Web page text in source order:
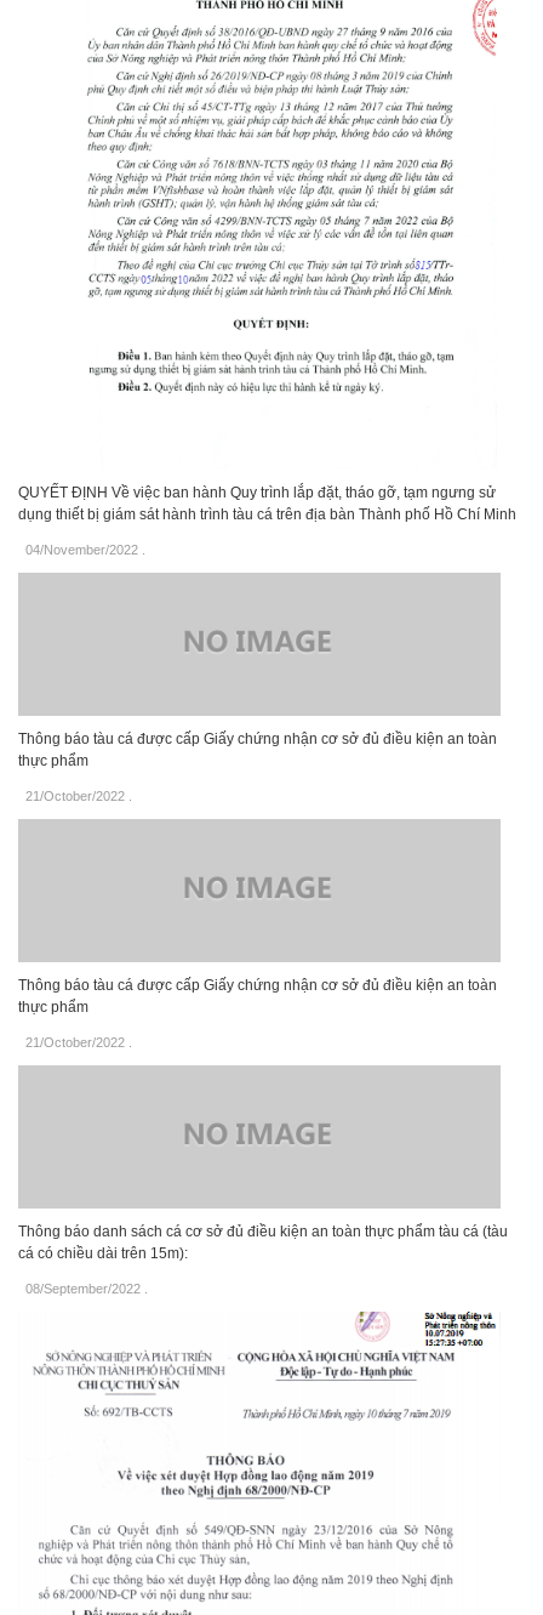
QUYẾT ĐỊNH Về việc ban hành Quy trình lắp đặt, tháo gỡ, tạm ngưng sử
dụng thiết bị giám sát hành trình tàu cá trên địa bàn Thành phố Hồ Chí Minh
04/November/2022
Thông báo tàu cá được cấp Giấy chứng nhận cơ sở đủ điều kiện an toàn
thực phẩm
21/October/2022
Thông báo tàu cá được cấp Giấy chứng nhận cơ sở đủ điều kiện an toàn
thực phẩm
21/October/2022
Thông báo danh sách cá cơ sở đủ điều kiện an toàn thực phẩm tàu cá (tàu
cá có chiều dài trên 15m):
08/September/2022